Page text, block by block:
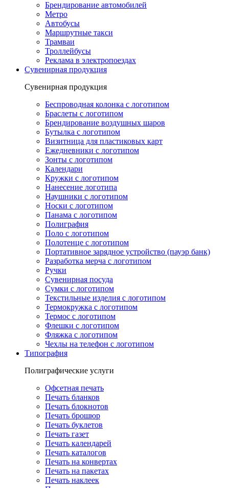
Брендирование автомобилей
Метро
Автобусы
Маршрутные такси
Трамваи
Троллейбусы
Реклама в электропоездах
Сувенирная продукция
Сувенирная продукция
Беспроводная колонка с логотипом
Браслеты с логотипом
Брендирование воздушных шаров
Бутылка с логотипом
Визитница для пластиковых карт
Ежедневники с логотипом
Зонты с логотипом
Календари
Кружки с логотипом
Нанесение логотипа
Наушники с логотипом
Носки с логотипом
Панама с логотипом
Полиграфия
Поло с логотипом
Полотенце с логотипом
Портативное зарядное устройство (пауэр банк)
Разработка мерча с логотипом
Ручки
Сувенирная посуда
Сумки с логотипом
Текстильные изделия с логотипом
Термокружка с логотипом
Термос с логотипом
Флешки с логотипом
Фляжка с логотипом
Чехлы на телефон с логотипом
Типография
Полиграфические услуги
Офсетная печать
Печать бланков
Печать блокнотов
Печать брошюр
Печать буклетов
Печать газет
Печать календарей
Печать каталогов
Печать на конвертах
Печать на пакетах
Печать наклеек